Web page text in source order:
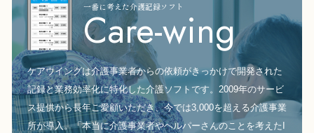
Care-wing
一番に考えた介護記録ソフト
ケアウイングは介護事業者からの依頼がきっかけで開発された
記録と業務効率化に特化した介護ソフトです。2009年のサービ
ス提供から長年ご愛顧いただき、今では3,000を超える介護事業
所が導入。「本当に介護事業者やヘルパーさんのことを考えたI